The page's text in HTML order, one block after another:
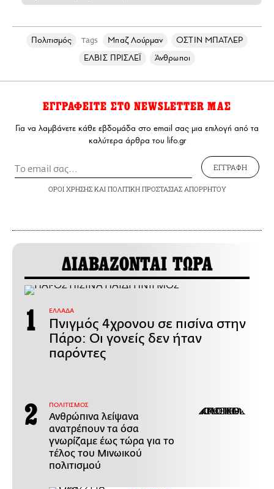
Πολιτισμός Tags Μπαζ Λούρμαν
ΟΣΤΙΝ ΜΠΑΤΛΕΡ
ΕΛΒΙΣ ΠΡΙΣΛΕΪ
Άνθρωποι
ΕΓΓΡΑΦΕΙΤΕ ΣΤΟ NEWSLETTER ΜΑΣ
Για να λαμβάνετε κάθε εβδομάδα στο email σας μια επιλογή από τα
καλύτερα άρθρα του lifo.gr
ΕΓΓΡΑΦΗ
ΟΡΟΙ ΧΡΗΣΗΣΚΑΙ ΠΟΛΙΤΙΚΗ ΠΡΟΣΤΑΣΙΑΣ ΑΠΟΡΡΗΤΟΥ
ΔΙΑΒΑΖΟΝΤΑΙ ΤΩΡΑ
ΕΛΛΑΔΑ
Πνιγμός 4χρονου σε πισίνα στην
Πάρο: Οι γονείς δεν ήταν
παρόντες
ΠΟΛΙΤΙΣΜΟΣ
Ανθρώπινα λείψανα
ανατρέπουν τα όσα
γνωρίζαμε έως τώρα για το
τέλος του Μινωικού
πολιτισμού